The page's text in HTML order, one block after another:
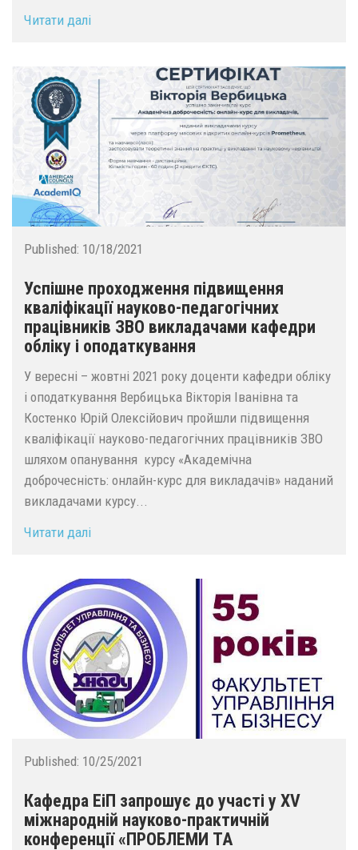
Читати далі
Published: 10/18/2021
Успішне проходження підвищення
кваліфікації науково-педагогічних
працівників ЗВО викладачами кафедри
обліку і оподаткування
У вересні – жовтні 2021 року доценти кафедри обліку
і оподаткування Вербицька Вікторія Іванівна та
Костенко Юрій Олексійович пройшли підвищення
кваліфікації науково-педагогічних працівників ЗВО
шляхом опанування курсу «Академічна
доброчесність: онлайн-курс для викладачів» наданий
викладачами курсу...
Читати далі
Published: 10/25/2021
Кафедра ЕіП запрошує до участі у ХV
міжнародній науково-практичній
конференції «ПРОБЛЕМИ ТА